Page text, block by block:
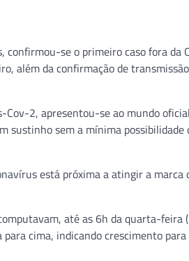
se o primeiro caso fora da
além da confirmação de
Cov-2, apresentou-se ao mundo
sustinho sem a mínima possibilidade
está próxima a atingir a marca
até as 6h da quarta-feira
cima, indicando crescimento